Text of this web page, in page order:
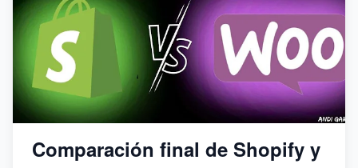
Comparación final de Shopify y